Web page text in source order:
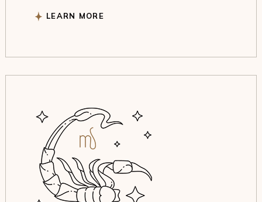
LEARN MORE